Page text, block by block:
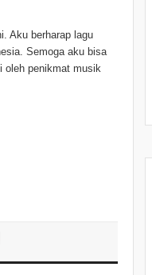
Aku berharap lagu
Semoga aku bisa
oleh penikmat musik